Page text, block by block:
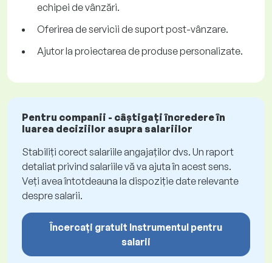
echipei de vânzări.
Oferirea de servicii de suport post-vânzare.
Ajutor la proiectarea de produse personalizate.
Pentru companii - câștigați încredere în
luarea deciziilor asupra salariilor
Stabiliți corect salariile angajaților dvs. Un raport
detaliat privind salariile vă va ajuta în acest sens.
Veți avea întotdeauna la dispoziție date relevante
despre salarii.
Încercați gratuit Instrumentul pentru
salarii